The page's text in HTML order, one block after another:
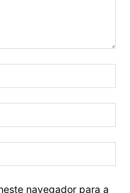
navegador para a